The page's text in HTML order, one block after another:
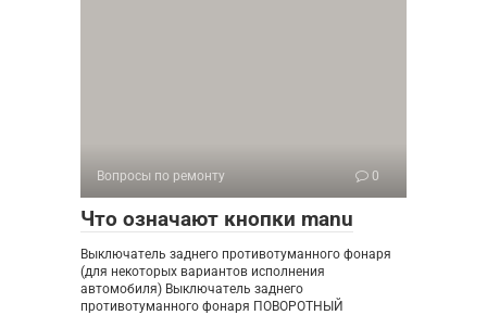
Вопросы по ремонту 0
Что означают кнопки manu
Выключатель заднего противотуманного фонаря
(для некоторых вариантов исполнения
автомобиля) Выключатель заднего
противотуманного фонаря ПОВОРОТНЫЙ